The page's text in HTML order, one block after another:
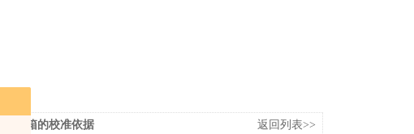
试验箱的校准依据 返回列表>>